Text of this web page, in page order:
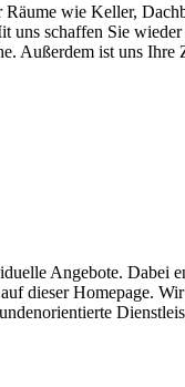
wie Keller,
uns schaffen Sie
Außerdem ist uns
Angebote. Dabei
dieser Homepage.